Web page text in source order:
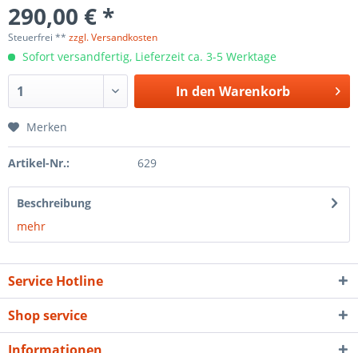
290,00 € *
Steuerfrei ** zzgl. Versandkosten
Sofort versandfertig, Lieferzeit ca. 3-5 Werktage
In den Warenkorb
Merken
Artikel-Nr.: 629
Beschreibung
mehr
Service Hotline
Shop service